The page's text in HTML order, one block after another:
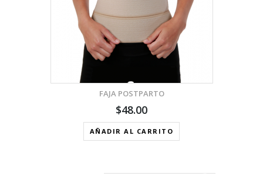
FAJA POSTPARTO
$48.00
AÑADIR AL CARRITO